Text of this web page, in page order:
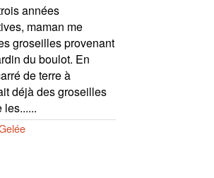
années
maman me
groseilles provenant
du boulot. En
de terre à
déjà des groseilles
les......